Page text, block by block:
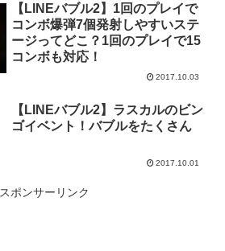
【LINEバブル2】1回のプレイで
コンボ爆弾7個発射しやすいステ
ージってどこ？1回のプレイで15
コンボも対応！
2017.10.03
【LINEバブル2】ラスカルのビン
ゴイベント！バブルをたくさん
2017.10.01
スポンサーリンク